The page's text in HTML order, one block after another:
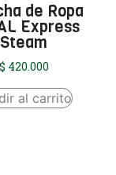
de Ropa
Express
Steam
$ 420.000
al carrito